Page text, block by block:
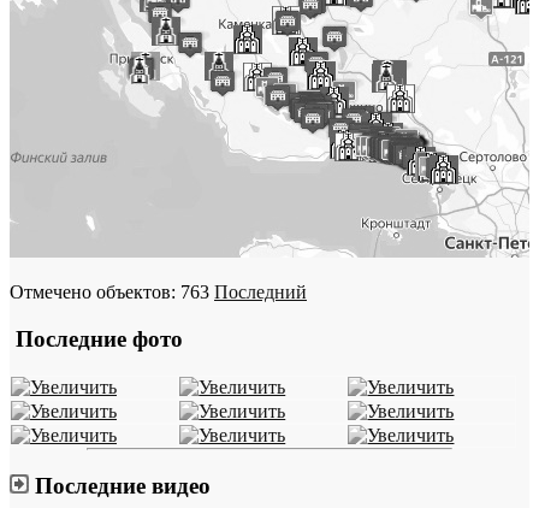
Отмечено объектов: 763 Последний
Последние фото
Последние видео